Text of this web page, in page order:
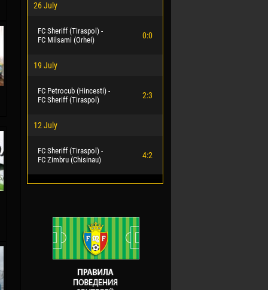
26 July
FC Sheriff (Tiraspol) -
FC Milsami (Orhei)
0:0
19 July
FC Petrocub (Hincesti) -
FC Sheriff (Tiraspol)
2:3
12 July
FC Sheriff (Tiraspol) -
FC Zimbru (Chisinau)
4:2